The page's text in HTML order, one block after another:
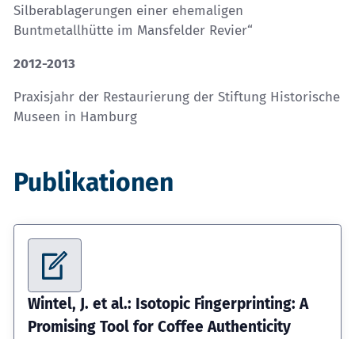
Silberablagerungen einer ehemaligen
Buntmetallhütte im Mansfelder Revier“
2012-2013
Praxisjahr der Restaurierung der Stiftung Historische
Museen in Hamburg
Publikationen
Wintel, J. et al.: Isotopic Fingerprinting: A
Promising Tool for Coffee Authenticity